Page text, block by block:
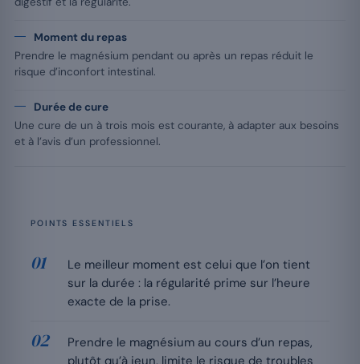
Moment du repas
Prendre le magnésium pendant ou après un repas réduit le
risque d’inconfort intestinal.
Durée de cure
Une cure de un à trois mois est courante, à adapter aux besoins
et à l’avis d’un professionnel.
POINTS ESSENTIELS
Le meilleur moment est celui que l’on tient
sur la durée : la régularité prime sur l’heure
exacte de la prise.
Prendre le magnésium au cours d’un repas,
plutôt qu’à jeun, limite le risque de troubles